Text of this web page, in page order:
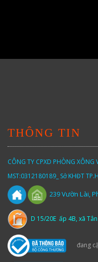
THÔNG TIN
CÔNG TY CPXD PHÒNG XÔNG
MST:0312180189_ Sở KHĐT
239Vườn Lài,
D 15/20E ấp 4B, xã
đang